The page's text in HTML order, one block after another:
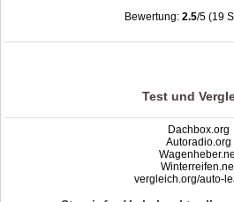
Bewertung: 2.5/5 (19
Stau B107: Unfälle, Sperrung & Baustellen |
Test und
Dachbox.org
Autoradio.org
vergleich.org/auto-